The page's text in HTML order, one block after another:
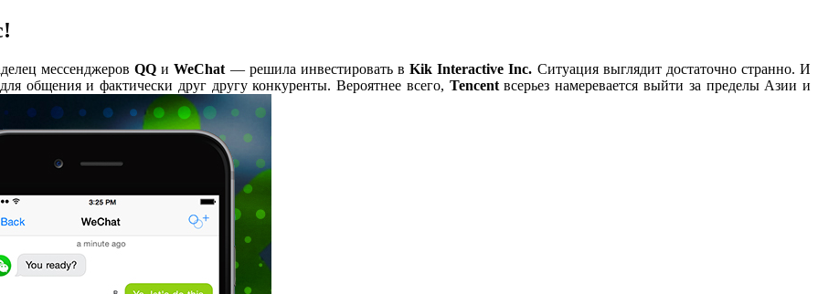
мессенджеровQQ иWeChat — решила инвестировать вKik Interactive Inc. Ситуация выглядит достаточно странно. И
общения и фактически друг другу конкуренты. Вероятнее всего, Tencentвсерьез намеревается выйти за пределы Азии и